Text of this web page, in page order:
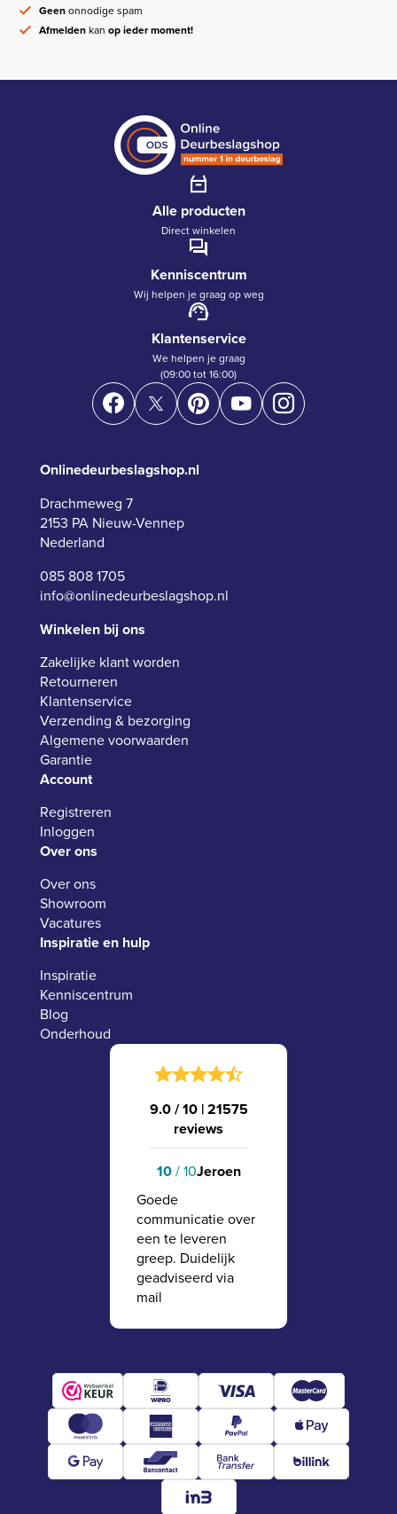
Geenonnodige spam
Afmeldenkanop ieder moment!
Alle producten
Direct winkelen
Kenniscentrum
Wij helpen je graag op weg
Klantenservice
We helpen je graag
(09:00 tot 16:00)
Onlinedeurbeslagshop.nl
Drachmeweg 7
2153 PA Nieuw-Vennep
Nederland
085 808 1705
info@onlinedeurbeslagshop.nl
Winkelen bij ons
Zakelijke klant worden
Retourneren
Klantenservice
Verzending & bezorging
Algemene voorwaarden
Garantie
Account
Registreren
Inloggen
Over ons
Over ons
Showroom
Vacatures
Inspiratie en hulp
Inspiratie
Kenniscentrum
Blog
Onderhoud
9.0 / 10 |21575
reviews
10/ 10Jeroen
Goede
communicatie over
een te leveren
greep. Duidelijk
geadviseerd via
mail